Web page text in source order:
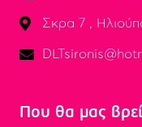
Σκρα 7 ,
Που θα μας